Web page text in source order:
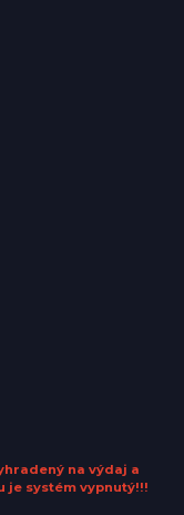
na výdaj a
je systém vypnutý!!!